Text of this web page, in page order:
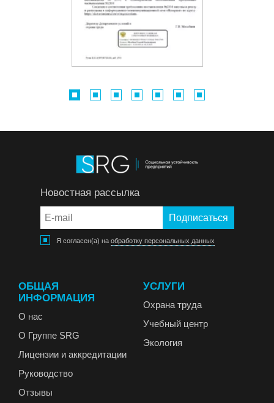
Новостная рассылка
Я согласен(а) на обработку персональных данных
ОБЩАЯ
ИНФОРМАЦИЯ
О нас
О Группе SRG
Лицензии и аккредитации
Руководство
Отзывы
УСЛУГИ
Охрана труда
Учебный центр
Экология